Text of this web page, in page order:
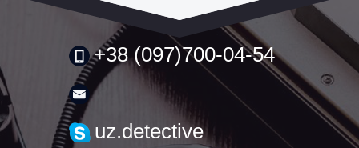
+38 (097)700-04-54
uzh.detective@gmail.com
uz.detective